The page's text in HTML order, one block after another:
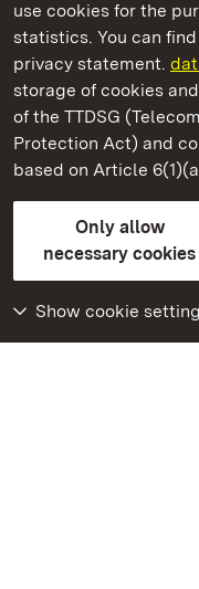
use cookies for the
statistics. You can
privacy statement.
storage of cookies
of the TTDSG
Protection Act) and
based on Article
Only allow
necessary cookies
Show cookie
State Palaces and
Staatliche Schlösser und
State Palaces and
Contact usFAQ
Declaration on barrier-
BITV-konform